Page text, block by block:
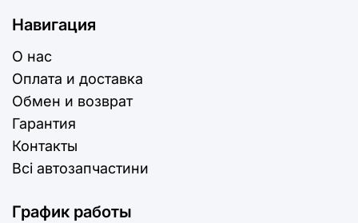
Навигация
О нас
Оплата и доставка
Обмен и возврат
Гарантия
Контакты
Всі автозапчастини
График работы